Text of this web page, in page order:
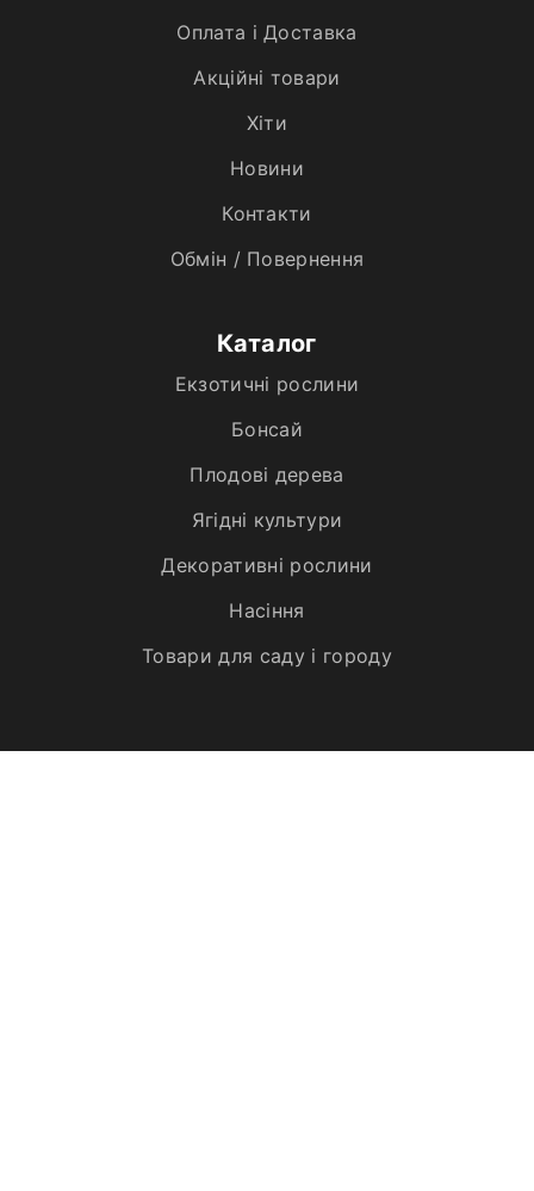
Оплата і Доставка
Акційні товари
Хiти
Новини
Контакти
Обмін / Повернення
Каталог
Екзотичні рослини
Бонсай
Плодові дерева
Ягідні культури
Декоративні рослини
Насіння
Товари для саду і городу